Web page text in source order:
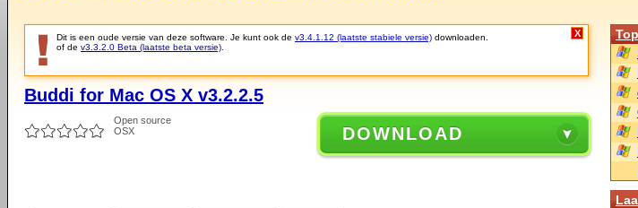
Dit is een oude versie van deze software. Je kunt ook de v3.4.1.12 (laatste stabiele versie) downloaden.
of de v3.3.2.0 Beta (laatste beta versie)
X
Buddi for Mac OS X v3.2.2.5
Open source
OSX
DOWNLOAD